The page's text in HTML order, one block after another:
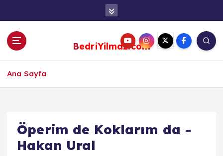
BedriYilmaz.com
Ana Sayfa
Öperim de Koklarım da -
Hakan Ural